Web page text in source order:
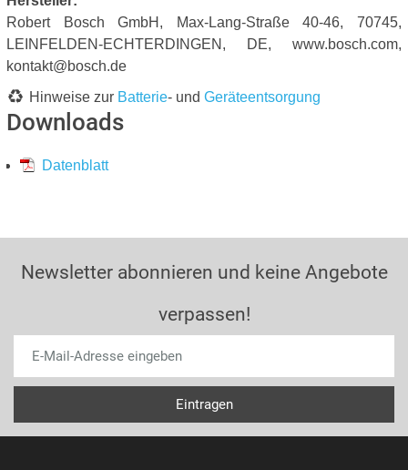
Robert Bosch GmbH, Max-Lang-Straße 40-46, 70745,
LEINFELDEN-ECHTERDINGEN, DE, www.bosch.com,
kontakt@bosch.de
Hinweise zur Batterie- und Geräteentsorgung
Downloads
Datenblatt
Newsletter abonnieren und keine Angebote
verpassen!